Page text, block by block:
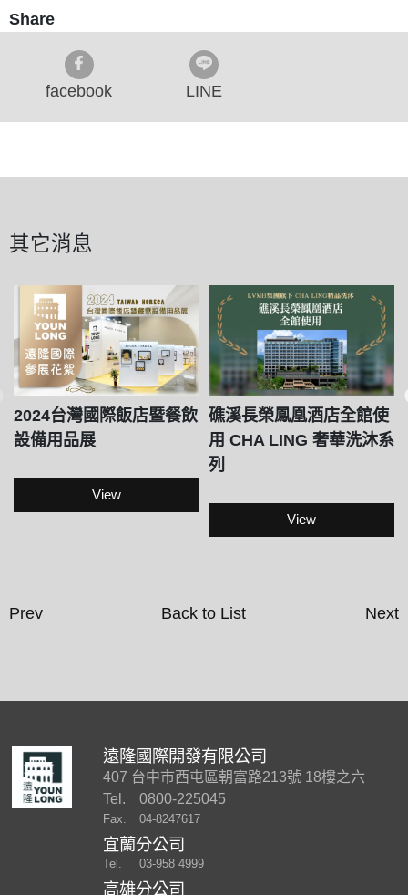
Share
facebook LINE
其它消息
2024台灣國際飯店暨餐飲
設備用品展
View
礁溪長榮鳳凰酒店全館使
用 CHA LING 奢華洗沐系
列
View
Prev Back to List Next
遠隆國際開發有限公司
407 台中市西屯區朝富路213號 18樓之六
Tel.
0800-225045
Fax. 04-8247617
宜蘭分公司
Tel. 03-958 4999
高雄分公司